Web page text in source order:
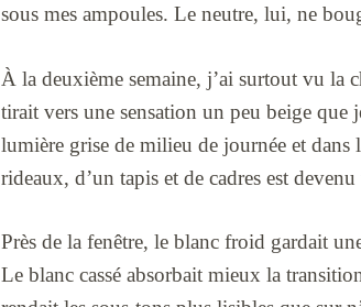
sous mes ampoules. Le neutre, lui, ne
À la deuxième semaine, j’ai surtout vu la
tirait vers une sensation un peu beige que
lumière grise de milieu de journée et dans
rideaux, d’un tapis et de cadres est
Près de la fenêtre, le blanc froid gardait
Le blanc cassé absorbait mieux la